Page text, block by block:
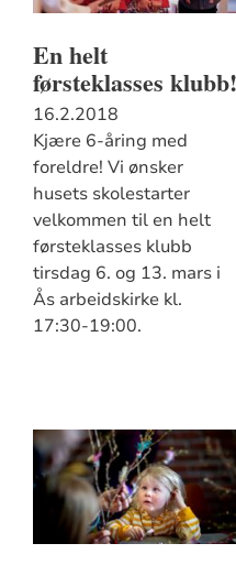
En helt
førsteklasses klubb!
16.2.2018
Kjære 6-åring med
foreldre! Vi ønsker
husets skolestarter
velkommen til en helt
førsteklasses klubb
tirsdag 6. og 13. mars i
Ås arbeidskirke kl.
17:30-19:00.